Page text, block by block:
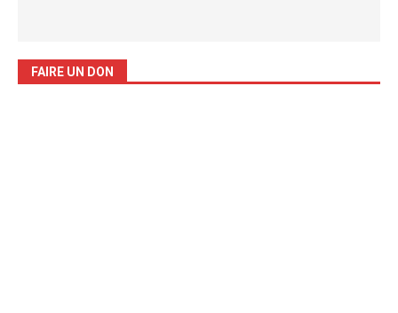
FAIRE UN DON